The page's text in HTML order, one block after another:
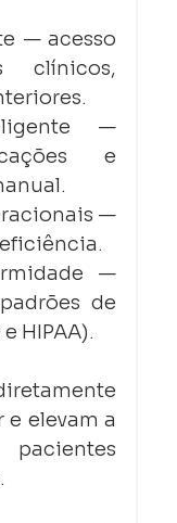
— acesso
clínicos,
—
e
—
—
de
HIPAA).
elevam a